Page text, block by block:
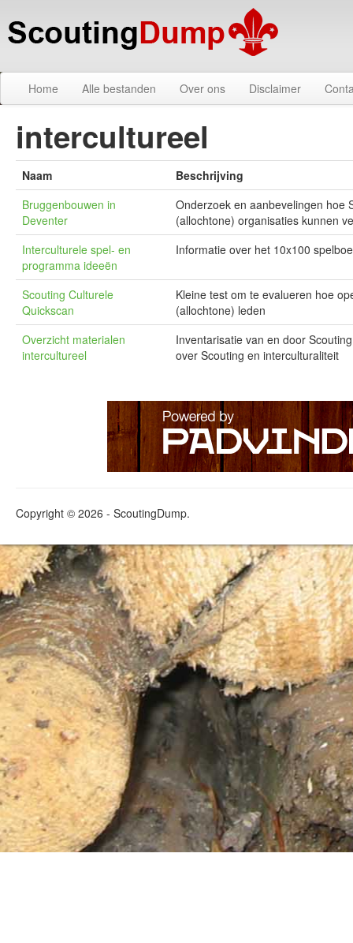
Home Alle bestanden Over ons Disclaimer
intercultureel
Naam
Beschrijving
Bruggenbouwen in
Deventer
Onderzoek en aanbevelingen hoe
(allochtone) organisaties kunnen
Interculturele spel- en
programma ideeën
Informatie over het 10x100
Scouting Culturele
Quickscan
Kleine test om te evalueren hoe
(allochtone) leden
Overzicht materialen
intercultureel
Inventarisatie van en door
over Scouting en interculturaliteit
Copyright © 2026 - ScoutingDump.